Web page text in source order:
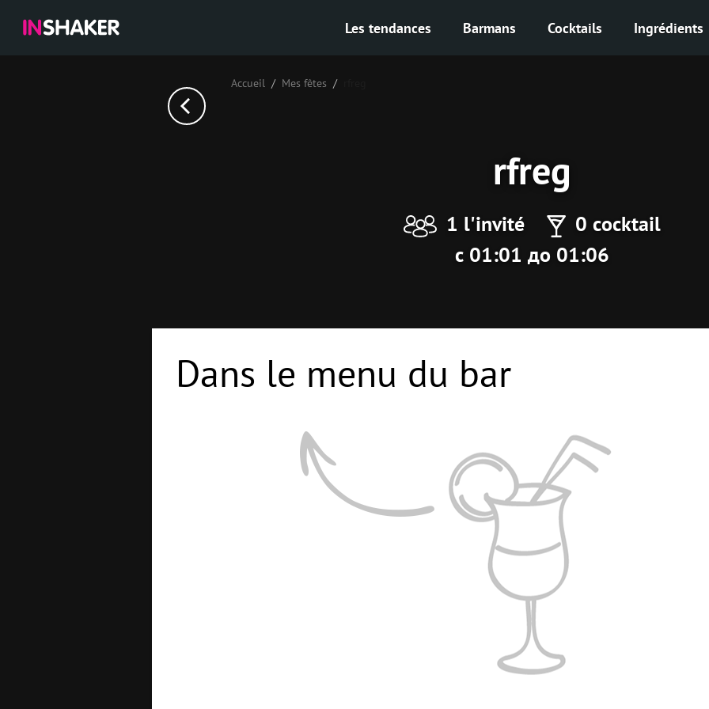
Les tendances Barmans Cocktails Ingrédients
Accueil Mes fêtes
rfreg
1 l'invité
0 cocktail
с 01:01 до 01:06
Dans le menu du bar